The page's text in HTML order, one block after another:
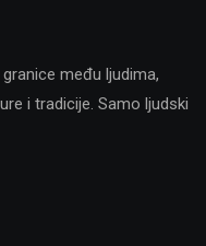
među ljudima,
i tradicije. Samo ljudski